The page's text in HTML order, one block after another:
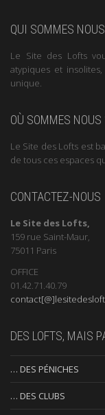
QUI SOMMES
Le Site des Lofts
atypiques et
unique.
OÙ SOMMES NOUS
Le Site des Lofts est
de tous ces espaces
CONTACTEZ-NOUS
Le Site des Lofts,
159 rue Saint-Maur,
75011 Paris
OFFICE
01.42.71.40.79
DES LOFTS, MAIS
… DES PÉNICHES
… DES CLUBS